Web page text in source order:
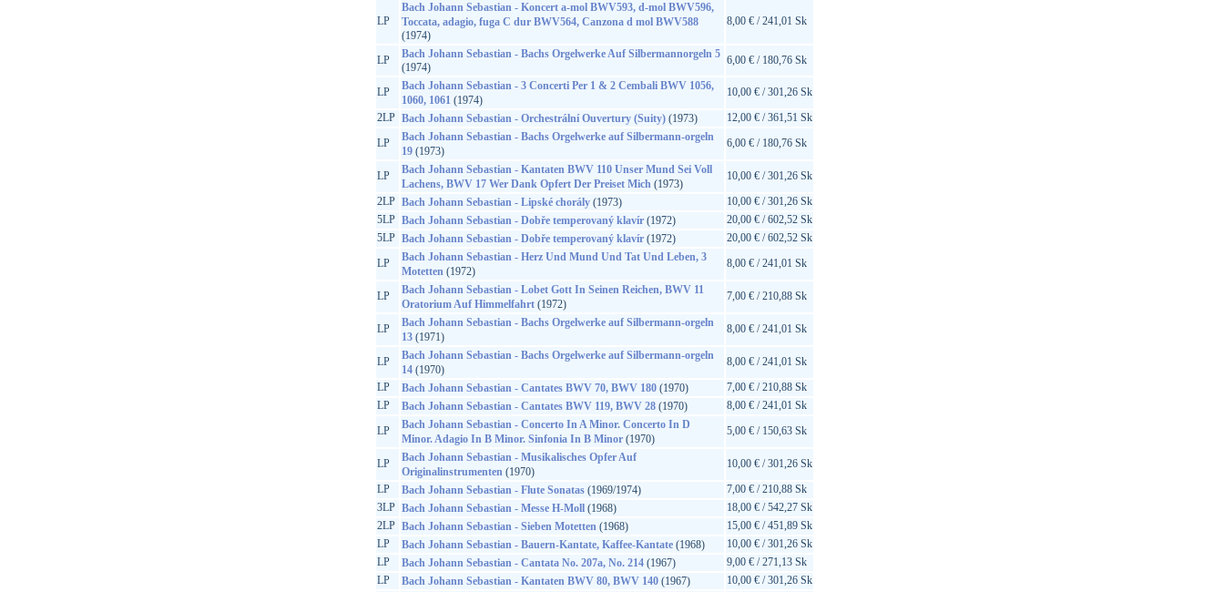
LP
Bach Johann Sebastian - Koncert a-mol BWV593, d-mol BWV596,
Toccata, adagio, fuga C dur BWV564, Canzona d mol BWV588
(1974)
8,00 € / 241,01 Sk
LP
Bach Johann Sebastian - Bachs Orgelwerke Auf Silbermannorgeln 5
(1974)
6,00 € / 180,76 Sk
LP
Bach Johann Sebastian - 3 Concerti Per 1 & 2 Cembali BWV 1056,
1060, 1061(1974)
10,00 € / 301,26 Sk
2LP Bach Johann Sebastian - Orchestrální Ouvertury (Suity)(1973)
12,00 € / 361,51 Sk
LP
Bach Johann Sebastian - Bachs Orgelwerke auf Silbermann-orgeln
19(1973)
6,00 € / 180,76 Sk
LP
Bach Johann Sebastian - Kantaten BWV 110 Unser Mund Sei Voll
Lachens, BWV 17 Wer Dank Opfert Der Preiset Mich(1973)
10,00 € / 301,26 Sk
2LP Bach Johann Sebastian - Lipské chorály(1973)
10,00 € / 301,26 Sk
5LP Bach Johann Sebastian - Dobře temperovaný klavír(1972)
20,00 € / 602,52 Sk
5LP Bach Johann Sebastian - Dobře temperovaný klavír(1972)
20,00 € / 602,52 Sk
LP
Bach Johann Sebastian - Herz Und Mund Und Tat Und Leben, 3
Motetten(1972)
8,00 € / 241,01 Sk
LP
Bach Johann Sebastian - Lobet Gott In Seinen Reichen, BWV 11
Oratorium Auf Himmelfahrt(1972)
7,00 € / 210,88 Sk
LP
Bach Johann Sebastian - Bachs Orgelwerke auf Silbermann-orgeln
13(1971)
8,00 € / 241,01 Sk
LP
Bach Johann Sebastian - Bachs Orgelwerke auf Silbermann-orgeln
14(1970)
8,00 € / 241,01 Sk
LP
Bach Johann Sebastian - Cantates BWV 70, BWV 180(1970)
7,00 € / 210,88 Sk
LP
Bach Johann Sebastian - Cantates BWV 119, BWV 28(1970)
8,00 € / 241,01 Sk
LP
Bach Johann Sebastian - Concerto In A Minor. Concerto In D
Minor. Adagio In B Minor. Sinfonia In B Minor(1970)
5,00 € / 150,63 Sk
LP
Bach Johann Sebastian - Musikalisches Opfer Auf
Originalinstrumenten(1970)
10,00 € / 301,26 Sk
LP
Bach Johann Sebastian - Flute Sonatas(1969/1974)
7,00 € / 210,88 Sk
3LP Bach Johann Sebastian - Messe H-Moll(1968)
18,00 € / 542,27 Sk
2LP Bach Johann Sebastian - Sieben Motetten(1968)
15,00 € / 451,89 Sk
LP
Bach Johann Sebastian - Bauern-Kantate, Kaffee-Kantate(1968)
10,00 € / 301,26 Sk
LP
Bach Johann Sebastian - Cantata No. 207a, No. 214(1967)
9,00 € / 271,13 Sk
LP
Bach Johann Sebastian - Kantaten BWV 80, BWV 140(1967)
10,00 € / 301,26 Sk